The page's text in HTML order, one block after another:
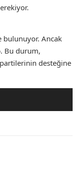
bulunuyor. Ancak
Bu durum,
desteğine